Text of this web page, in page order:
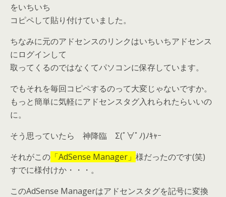
をいちいち
コピペして貼り付けていました。
ちなみに元のアドセンスのリンクはいちいちアドセンス
にログインして
取ってくるのではなくてパソコンに保存しています。
でもそれを毎回コピペするのって大変じゃないですか。
もっと簡単に気軽にアドセンスタグ入れられたらいいの
に。
そう思っていたら 神降臨 Σ(ﾟ∀ﾟﾉ)ﾉｷｬｰ
それがこの 「AdSense Manager」 様だったのです(笑)
すでに様付けか・・・。
このAdSense Managerはアドセンスタグを記号に変換